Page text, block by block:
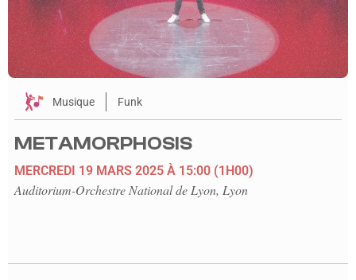
Musique Funk
METAMORPHOSIS
MERCREDI 19 MARS 2025 À 15:00 (1H00)
Auditorium-Orchestre National de Lyon, Lyon